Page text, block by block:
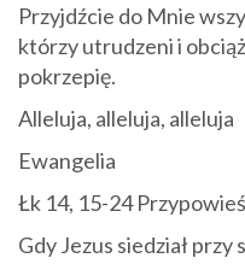
Przyjdźcie do Mnie
którzy utrudzeni i
pokrzepię.
Alleluja, alleluja, alleluja
Ewangelia
Łk 14, 15-24
Gdy Jezus siedział przy